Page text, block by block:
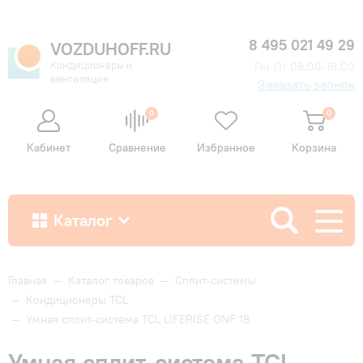
VOZDUHOFF.RU
Кондиционеры и
вентиляция
8 495 021 49 29
Заказать звонок
Кабинет
0
Сравнение Избранное
0
Корзина
Каталог
Как купить
Доставка и оплата
Главная — Каталог товаров — Сплит-системы
— Кондиционеры TCL
— Умная сплит-система TCL LIFERISE ONF 18